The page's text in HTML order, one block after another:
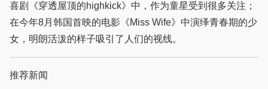
喜剧《穿透屋顶的highkick》中，作为童星受到很多关注；
在今年8月韩国首映的电影《Miss Wife》中演绎青春期的少
女，明朗活泼的样子吸引了人们的视线。
推荐新闻